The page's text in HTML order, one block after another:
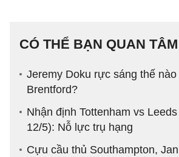
CÓ THỂ BẠN QUAN TÂM
Jeremy Doku rực sáng thế
Brentford?
Nhận định Tottenham vs
12/5): Nỗ lực trụ hạng
Cựu cầu thủ Southampton,